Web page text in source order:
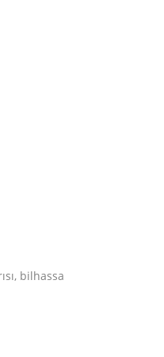
bilhassa